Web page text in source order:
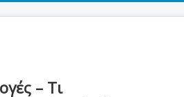
– Τι